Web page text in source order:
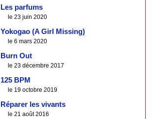
Les parfums
le 23 juin 2020
Yokogao (A Girl Missing)
le 6 mars 2020
Burn Out
le 23 décembre 2017
125 BPM
le 19 octobre 2019
Réparer les vivants
le 21 août 2016